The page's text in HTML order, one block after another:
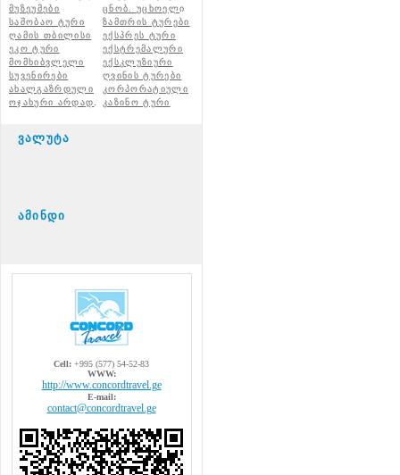
მუზეუმები ცნობ. უცხოელი
საშობაო ტური
ზამთრის ტურები
ღამის თბილისი
ექსპრეს ტური
ეკო ტური
ექსტრემალური
მომხიბვლელი
ექსკლუზიური
სუვენირები
ღვინის ტურები
ახალგაზრდული
კორპორატიული
ოჯახური არდად
კაზინო ტური
ვალუტა
ამინდი
Cell: +995 (577) 54-52-83
WWW:
http://www.concordtravel.ge
E-mail:
contact@concordtravel.ge